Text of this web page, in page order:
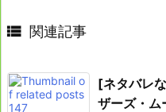
 関連記事
[ネタバレ
ザーズ・ム